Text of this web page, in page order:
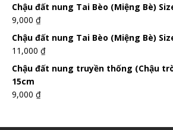
Chậu đất nung Tai Bèo (Miệng Bè)
9,000 ₫
Chậu đất nung Tai Bèo (Miệng Bè)
11,000 ₫
Chậu đất nung truyền thống (Chậu
15cm
9,000 ₫